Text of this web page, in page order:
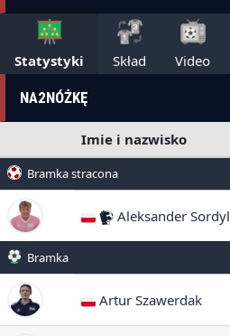
Statystyki Skład Video
NA2NÓŻKĘ
Imie i nazwisko
Bramka stracona
Aleksander Sordyl
Bramka
Artur Szawerdak